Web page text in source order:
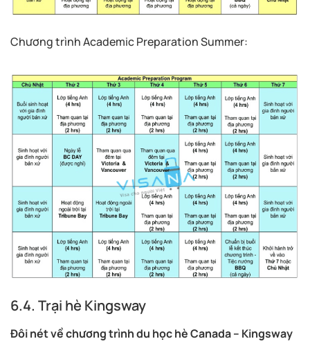
Chương trình Academic Preparation Summer:
6.4. Trại hè Kingsway
Đôi nét về chương trình du học hè Canada – Kingsway